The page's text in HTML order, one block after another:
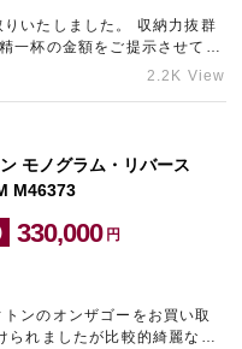
ました。 収納力抜群
一杯の金額をご提示させてい
をはじめ、ブランド品の売却の…2.2K View
モノグラム・リバース
M46373
330,000 円
ンのオンザゴーをお買い取